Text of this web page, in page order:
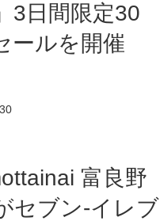
3日間限定30
ールを開催
富良野
セブン‐イレブ